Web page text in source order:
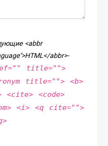
<abbr
abbr>-
title="">
title=""> <b>
<cite> <code>
<i> <q cite="">